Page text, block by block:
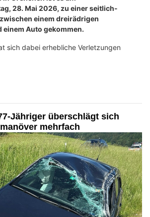
28. Mai 2026, zu einer seitlich-
einem dreirädrigen
Auto gekommen.
sich dabei erhebliche Verletzungen
Jähriger überschlägt sich
mehrfach